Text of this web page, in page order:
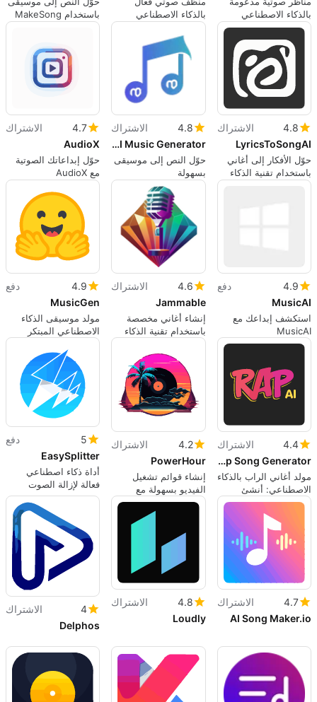
بالذكاء الاصطناعي
لتعزيز الرفاهية
بالذكاء الاصطناعي
لمبدعي الموسيقى
باستخدام MakeSong
4.8
الاشتراك
LyricsToSongAI
حوّل الأفكار إلى أغاني
باستخدام تقنية الذكاء
الاصطناعي
4.8
الاشتراك
Lami AI Music Generator
حوّل النص إلى موسيقى
بسهولة
4.7
الاشتراك
AudioX
حوّل إبداعاتك الصوتية
مع AudioX
4.9
دفع
MusicAI
استكشف إبداعك مع
MusicAI
4.6
الاشتراك
Jammable
إنشاء أغاني مخصصة
باستخدام تقنية الذكاء
الاصطناعي
4.9
دفع
MusicGen
مولد موسيقى الذكاء
الاصطناعي المبتكر
للمبدعين
4.4
الاشتراك
Rap Song Generator
مولد أغاني الراب بالذكاء
الاصطناعي: أنشئ
مسارات فريدة
4.2
الاشتراك
PowerHour
إنشاء قوائم تشغيل
الفيديو بسهولة مع
PowerHour
5
دفع
EasySplitter
أداة ذكاء اصطناعي
فعالة لإزالة الصوت
وتقسيم الأغاني
4.7
الاشتراك
AI Song Maker.io
4.8
الاشتراك
Loudly
4
الاشتراك
Delphos